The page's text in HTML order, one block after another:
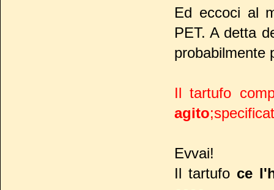
Ed eccoci al
PET. A detta
probabilmente
Il tartufo
agito
Evvai!
Il tartufo ce